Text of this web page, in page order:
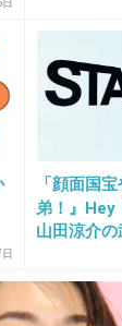
でもムリ
「顔面国
弟！』Hey
山田涼介
ット歓喜
「こんな
て」